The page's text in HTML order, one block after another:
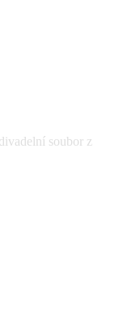
soubor z